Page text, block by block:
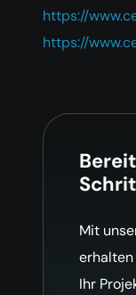
https://
https://
Mit
Ihr